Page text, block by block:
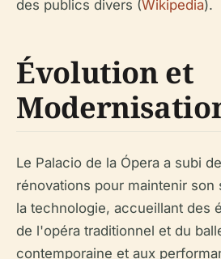
des publics divers (Wikipedia).
Évolution et
Le Palacio de la Ópera a subi
rénovations pour maintenir son
la technologie, accueillant des
de l'opéra traditionnel et du
contemporaine et aux